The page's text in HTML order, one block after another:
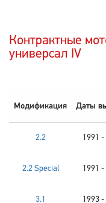
Контрактные
универсал IV
Модификация Даты
2.2 1991 -
2.2 Special 1991 -
3.1 1993 -